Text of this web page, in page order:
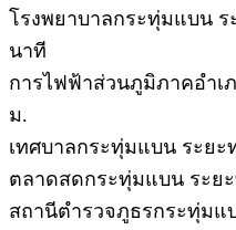
โรงพยาบาลกระทุ่มแบน ร
นาที
การไฟฟ้าส่วนภูมิภาคอำเ
ม.
เทศบาลกระทุ่มแบน ระยะ
ตลาดสดกระทุ่มแบน ระยะ
สถานีตำรวจภูธรกระทุ่มแ